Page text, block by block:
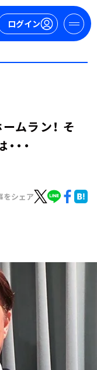
ログイン
ムラン！ そ
・・
をシェア